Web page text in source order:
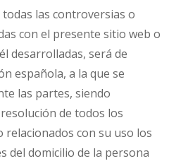
las controversias o
con el presente sitio web o
desarrolladas, será de
española, a la que se
las partes, siendo
de todos los
relacionados con su uso los
del domicilio de la persona